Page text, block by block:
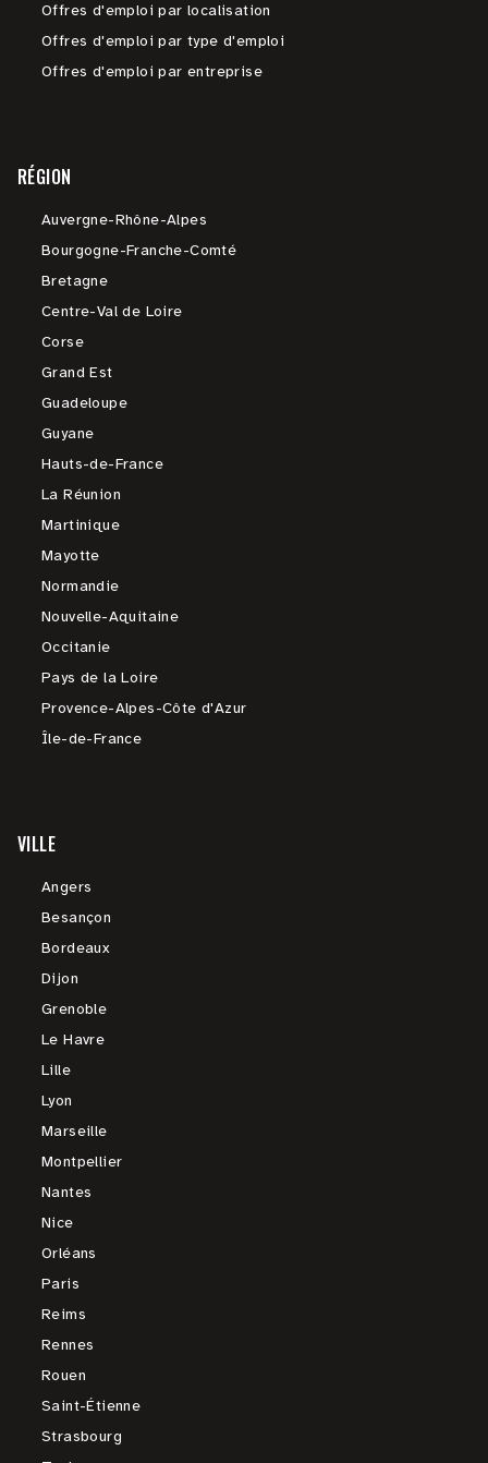
Offres d'emploi par localisation
Offres d'emploi par type d'emploi
Offres d'emploi par entreprise
RÉGION
Auvergne-Rhône-Alpes
Bourgogne-Franche-Comté
Bretagne
Centre-Val de Loire
Corse
Grand Est
Guadeloupe
Guyane
Hauts-de-France
La Réunion
Martinique
Mayotte
Normandie
Nouvelle-Aquitaine
Occitanie
Pays de la Loire
Provence-Alpes-Côte d'Azur
Île-de-France
VILLE
Angers
Besançon
Bordeaux
Dijon
Grenoble
Le Havre
Lille
Lyon
Marseille
Montpellier
Nantes
Nice
Orléans
Paris
Reims
Rennes
Rouen
Saint-Étienne
Strasbourg